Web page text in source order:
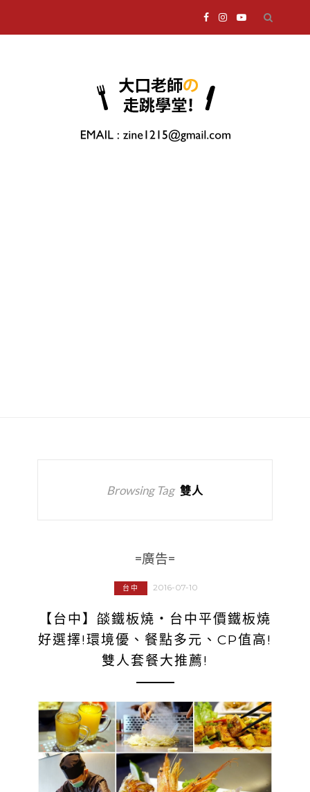
Browsing Tag 雙人
=廣告=
台中 2016-07-10
【台中】燄鐵板燒‧台中平價鐵板燒
好選擇!環境優、餐點多元、CP值高!
雙人套餐大推薦!